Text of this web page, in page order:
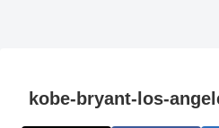
kobe-bryant-los-